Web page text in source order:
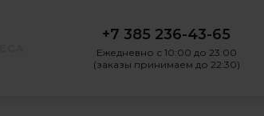
+7 385 236-43-65
Ежедневно с 10:00 до 23:00
(заказы принимаем до 22:30)